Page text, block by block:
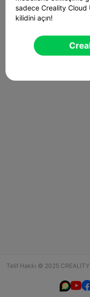
Telif Hakkı © 2025

sadece Creality Cloud
kilidini açın!